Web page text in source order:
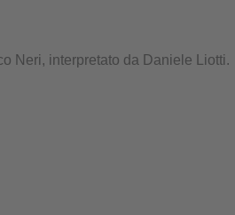
Neri, interpretato da Daniele Liotti.